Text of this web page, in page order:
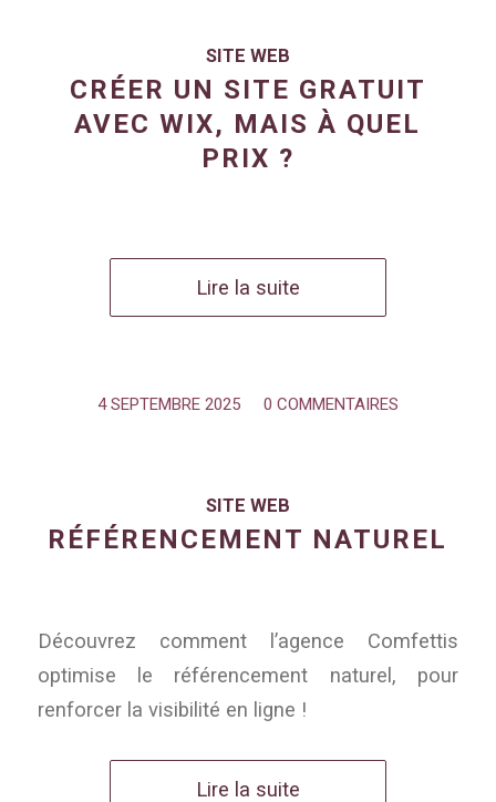
SITE WEB
CRÉER UN SITE GRATUIT
AVEC WIX, MAIS À QUEL
PRIX ?
Lire la suite
4 SEPTEMBRE 2025
/ 0 COMMENTAIRES
SITE WEB
RÉFÉRENCEMENT NATUREL
Découvrez comment l’agence Comfettis
optimise le référencement naturel, pour
renforcer la visibilité en ligne !
Lire la suite